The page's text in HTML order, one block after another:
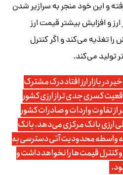
و این خود منجر به سرازیر شدن
و افزایش بیشتر قیمت ارز
تغذیه می‌کند و اگر کنترل
تولید می‌کند.
در بازار ارز افتاد درک مشترک
کسری جدی تراز ارزی کشور
تفاوت واردات و صادرات کشور
ارزی بانک مرکزی می‌دهد. بانک
واسطه محدودیت آتی دسترسی به
و کنترل قیمت‌ها را نخواهد داشت و